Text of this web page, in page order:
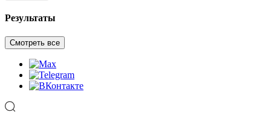
Результаты
Смотреть все